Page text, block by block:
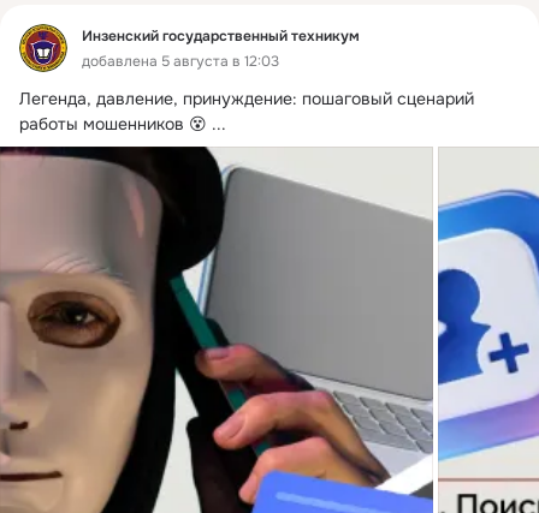
Инзенский государственный техникум
добавлена 5 августа в 12:03
Легенда, давление, принуждение: пошаговый сценарий
работы мошенников 😵 ...